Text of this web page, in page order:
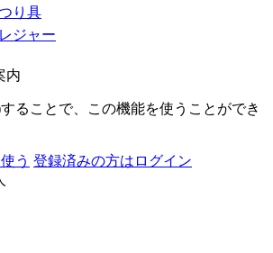
り具
ジャー
内
ることで、この機能を使うことができ
う 登録済みの方はログイン